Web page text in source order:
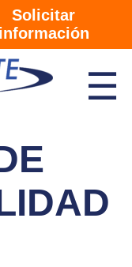
Solicitar
información
☰